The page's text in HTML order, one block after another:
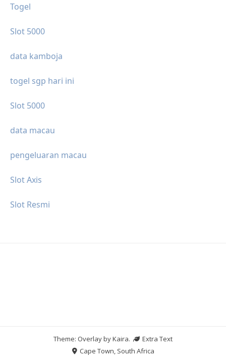
Togel
Slot 5000
data kamboja
togel sgp hari ini
Slot 5000
data macau
pengeluaran macau
Slot Axis
Slot Resmi
Theme: Overlay byKaira.
Extra Text
Cape Town, South Africa